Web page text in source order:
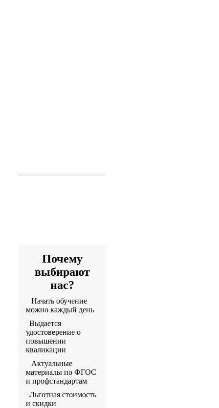
Почему
выбирают
нас?
Начать обучение
можно каждый день
Выдается
удостоверение о
повышении
кваликации
Актуальные
материалы по ФГОС
и профстандартам
Льготная стоимость
и скидки